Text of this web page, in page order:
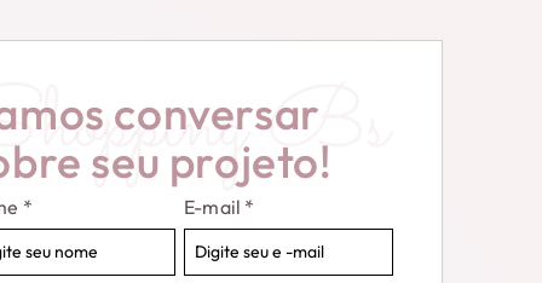
conversar
seu projeto!
Bs
* E-mail *